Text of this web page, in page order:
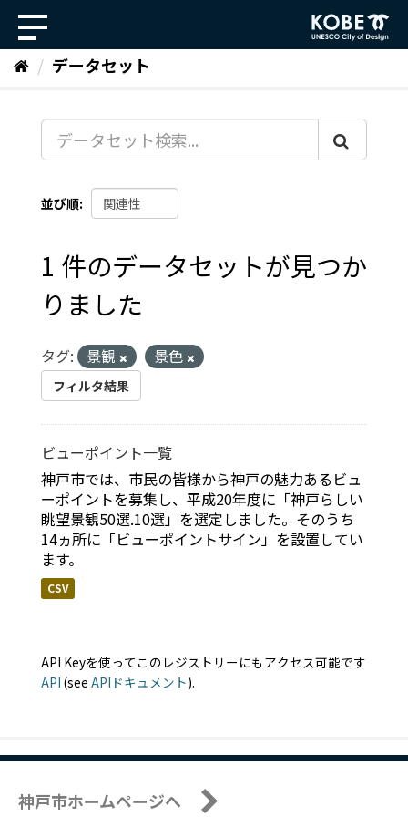
ッ
データセット
並び順
1 件のデータセットが見つか
りました
タグ: 景観 景色
フィルタ結果
ビューポイント一覧
神戸市では、市民の皆様から神戸の魅力あるビュ
ーポイントを募集し、平成20年度に「神戸らしい
眺望景観50選.10選」を選定しました。そのうち
14ヵ所に「ビューポイントサイン」を設置してい
ます。
CSV
API Keyを使ってこのレジストリーにもアクセス可能です
API (see APIドキュメント).
神戸市ホームページへ